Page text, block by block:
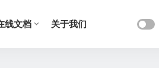
线文档 关于我们